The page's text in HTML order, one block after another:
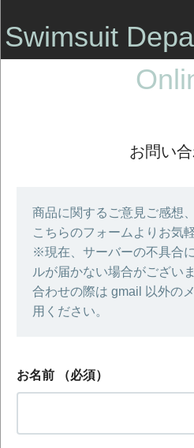
Swimsuit
お問い
商品に関するご意見ご感想
こちらのフォームよりお気
※現在、サーバーの不具合
ルが届かない場合がござい
合わせの際は gmail 以外の
用ください。
お名前 （必須）